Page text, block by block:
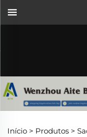
Início > Produtos >